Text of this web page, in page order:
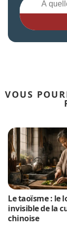
VOUS
Le taoïsme : le
invisible de la
chinoise